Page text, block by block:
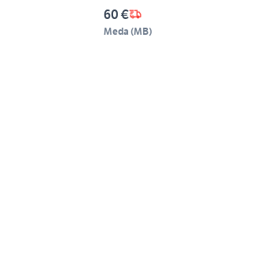
60 €
Meda (MB)